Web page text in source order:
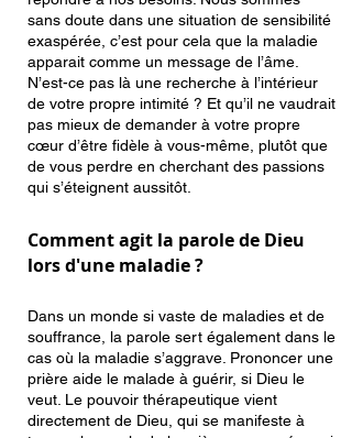
sans doute dans une situation de sensibilité
exaspérée, c’est pour cela que la maladie
apparait comme un message de l’âme.
N’est-ce pas là une recherche à l’intérieur
de votre propre intimité ? Et qu’il ne vaudrait
pas mieux de demander à votre propre
cœur d’être fidèle à vous-même, plutôt que
de vous perdre en cherchant des passions
qui s’éteignent aussitôt.
Comment agit la parole de Dieu
lors d'une maladie ?
Dans un monde si vaste de maladies et de
souffrance, la parole sert également dans le
cas où la maladie s’aggrave. Prononcer une
prière aide le malade à guérir, si Dieu le
veut. Le pouvoir thérapeutique vient
directement de Dieu, qui se manifeste à